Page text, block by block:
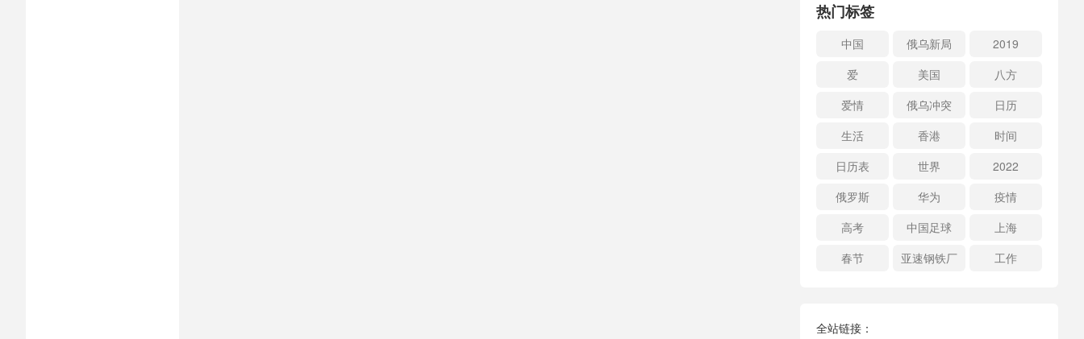
热门标签
中国 俄乌新局
2019
爱
美国
八方
爱情
俄乌冲突
日历
生活
香港
时间
日历表
世界
2022
俄罗斯
华为
疫情
高考
中国足球
上海
春节
亚速钢铁厂 工作
全站链接：